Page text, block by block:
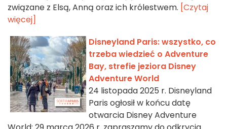
związane z Elsą, Anną oraz ich królestwem. [Czytaj
więcej]
Disneyland Paris: wszystko, co
trzeba wiedzieć o Adventure
Bay, strefie jeziora Disney
Adventure World
24 listopada 2025 r. Disneyland
Paris ogłosił w końcu datę
otwarcia Disney Adventure